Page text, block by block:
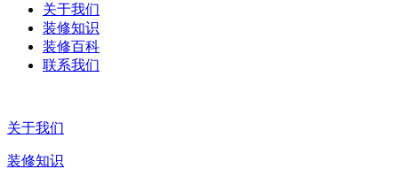
关于我们
装修知识
装修百科
联系我们
关于我们
装修知识